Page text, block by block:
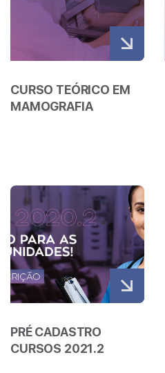
CURSO TEÓRICO EM
MAMOGRAFIA
Veja mais
PRÉ CADASTRO
CURSOS 2021.2